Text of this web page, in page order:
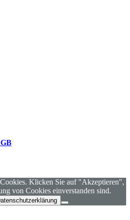
Klicken Sie auf "Akzeptieren",
von Cookies einverstanden sind.